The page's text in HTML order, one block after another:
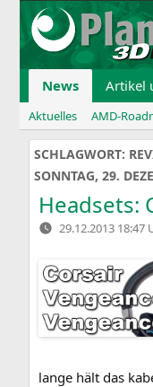
Zum
Inhalt
springen
News Artikel
Aktuelles AMD-
SCHLAGWORT:
SONNTAG, 29.
Headsets:
29.12.2013 18:47
lan­ge hält das